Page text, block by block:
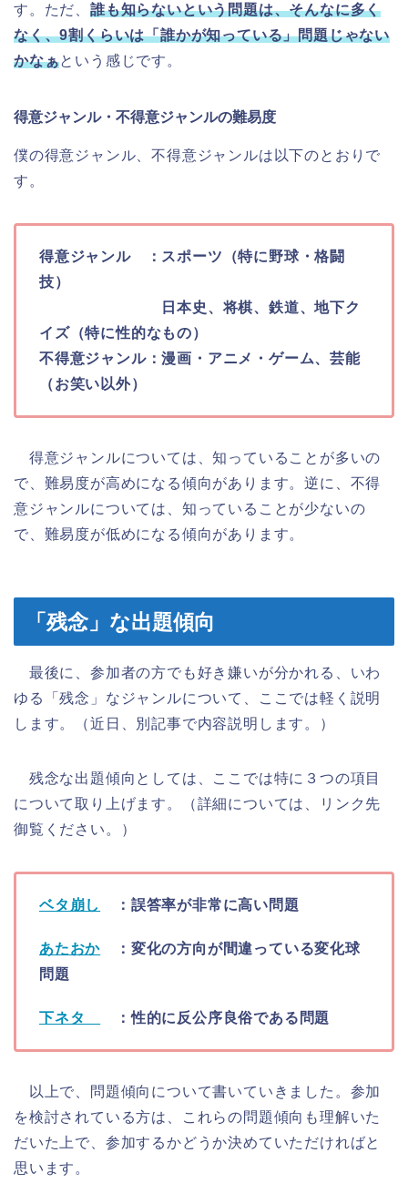
す。ただ、 誰も知らないという問題は、そんなに多く
なく、9割くらいは「誰かが知っている」問題じゃない
かなぁという感じです。
得意ジャンル・不得意ジャンルの難易度
僕の得意ジャンル、不得意ジャンルは以下のとおりで
す。
得意ジャンル ：スポーツ（特に野球・格闘
技）
日本史、将棋、鉄道、地下ク
イズ（特に性的なもの）
不得意ジャンル：漫画・アニメ・ゲーム、芸能
（お笑い以外）
得意ジャンルについては、知っていることが多いの
で、難易度が高めになる傾向があります。逆に、不得
意ジャンルについては、知っていることが少ないの
で、難易度が低めになる傾向があります。
「残念」な出題傾向
最後に、参加者の方でも好き嫌いが分かれる、いわ
ゆる「残念」なジャンルについて、ここでは軽く説明
します。（近日、別記事で内容説明します。）
残念な出題傾向としては、ここでは特に３つの項目
について取り上げます。（詳細については、リンク先
御覧ください。）
ベタ崩し ：誤答率が非常に高い問題
あたおか ：変化の方向が間違っている変化球
問題
下ネタ ：性的に反公序良俗である問題
以上で、問題傾向について書いていきました。参加
を検討されている方は、これらの問題傾向も理解いた
だいた上で、参加するかどうか決めていただければと
思います。